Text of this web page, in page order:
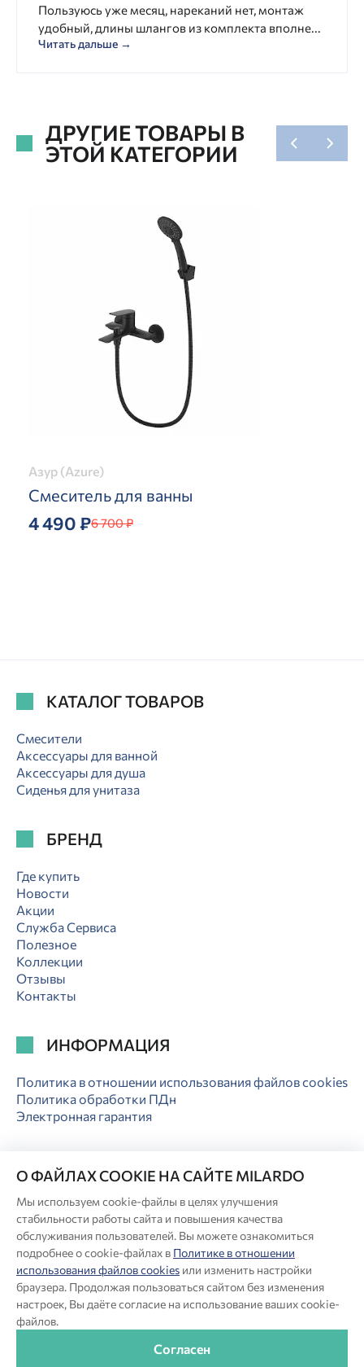
Пользуюсь уже месяц, нареканий нет, монтаж
удобный, длины шлангов из комплекта вполне...
Читать дальше →
ДРУГИЕ ТОВАРЫ В
ЭТОЙ КАТЕГОРИИ
Азур (Azure)
Смеситель для ванны
4 490 ₽6 700 ₽
КАТАЛОГ ТОВАРОВ
Смесители
Аксессуары для ванной
Аксессуары для душа
Сиденья для унитаза
БРЕНД
Где купить
Новости
Акции
Служба Сервиса
Полезное
Коллекции
Отзывы
Контакты
ИНФОРМАЦИЯ
Политика в отношении использования файлов cookies
Политика обработки ПДн
Электронная гарантия
© Milardo
Разработка сайта:
Производитель оставляет за собой право в любой момент
вносить изменения в комплектацию, дизайн и характеристики
товара, не ухудшающие его качество.
Актуальная информация о продукции Milardo — на сайте
бренда www.milardo.ru.
О ФАЙЛАХ COOKIE НА САЙТЕ MILARDO
Мы используем cookie-файлы в целях улучшения
стабильности работы сайта и повышения качества
обслуживания пользователей. Вы можете ознакомиться
подробнее о cookie-файлах в Политике в отношении
использования файлов cookies или изменить настройки
браузера. Продолжая пользоваться сайтом без изменения
настроек, Вы даёте согласие на использование ваших cookie-
файлов.
Согласен